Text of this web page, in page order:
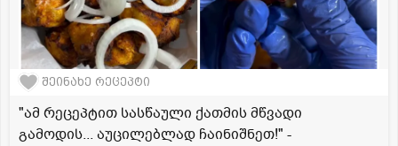
შეინახე რეცეპტი
"ამ რეცეპტით სასწაული ქათმის მწვადი
გამოდის... აუცილებლად ჩაინიშნეთ!" -